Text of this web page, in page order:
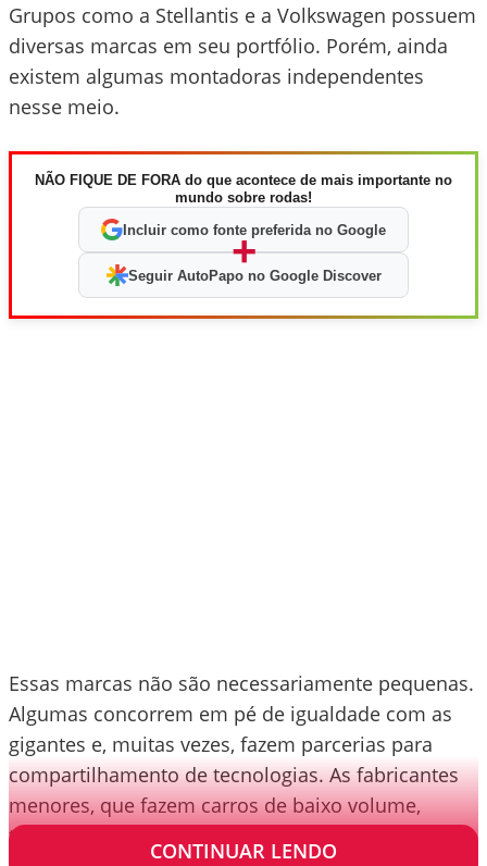
Grupos como a Stellantis e a Volkswagen possuem
diversas marcas em seu portfólio. Porém, ainda
existem algumas montadoras independentes
nesse meio.
NÃO FIQUE DE FORA do que acontece de mais importante no
mundo sobre rodas!
Incluir como fonte preferida no Google
+
Seguir AutoPapo no Google Discover
Essas marcas não são necessariamente pequenas.
Algumas concorrem em pé de igualdade com as
gigantes e, muitas vezes, fazem parcerias para
compartilhamento de tecnologias. As fabricantes
menores, que fazem carros de baixo volume,
também continuam existindo.
CONTINUAR LENDO